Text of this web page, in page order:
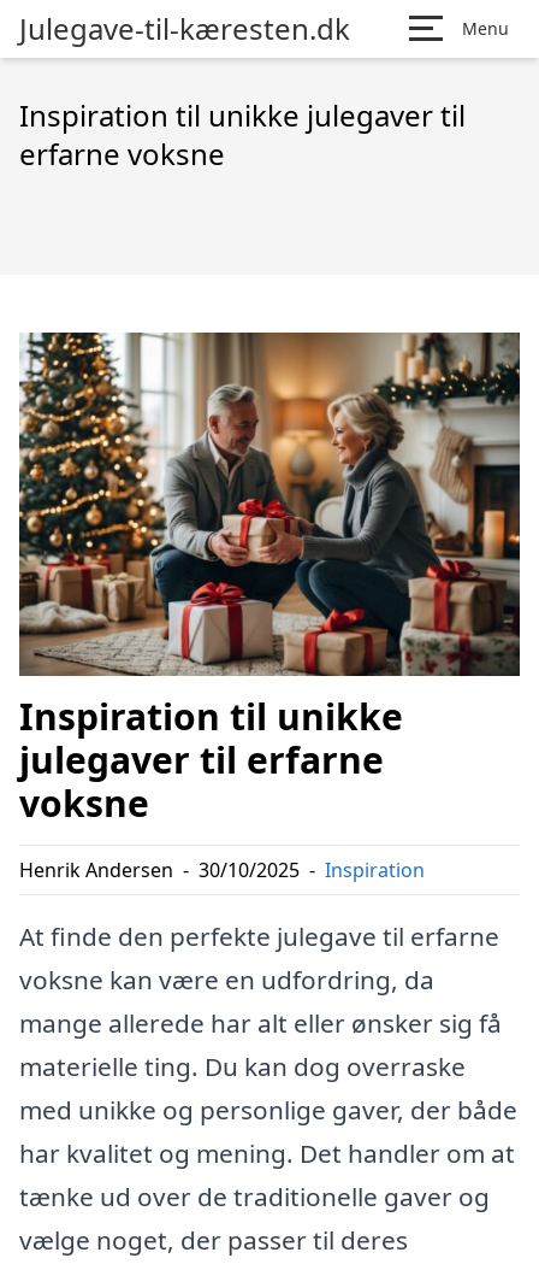
Julegave-til-kæresten.dk Menu
Inspiration til unikke julegaver til
erfarne voksne
Inspiration til unikke
julegaver til erfarne
voksne
Henrik Andersen - 30/10/2025 - Inspiration
At finde den perfekte julegave til erfarne
voksne kan være en udfordring, da
mange allerede har alt eller ønsker sig få
materielle ting. Du kan dog overraske
med unikke og personlige gaver, der både
har kvalitet og mening. Det handler om at
tænke ud over de traditionelle gaver og
vælge noget, der passer til deres